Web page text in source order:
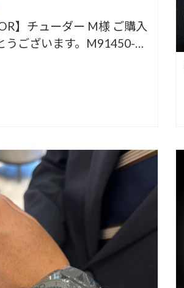
】チューダー M様 ご購入
うございます。M91450-